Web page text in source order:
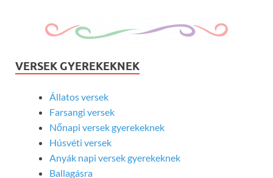
VERSEK GYEREKEKNEK
Állatos versek
Farsangi versek
Nőnapi versek gyerekeknek
Húsvéti versek
Anyák napi versek gyerekeknek
Ballagásra